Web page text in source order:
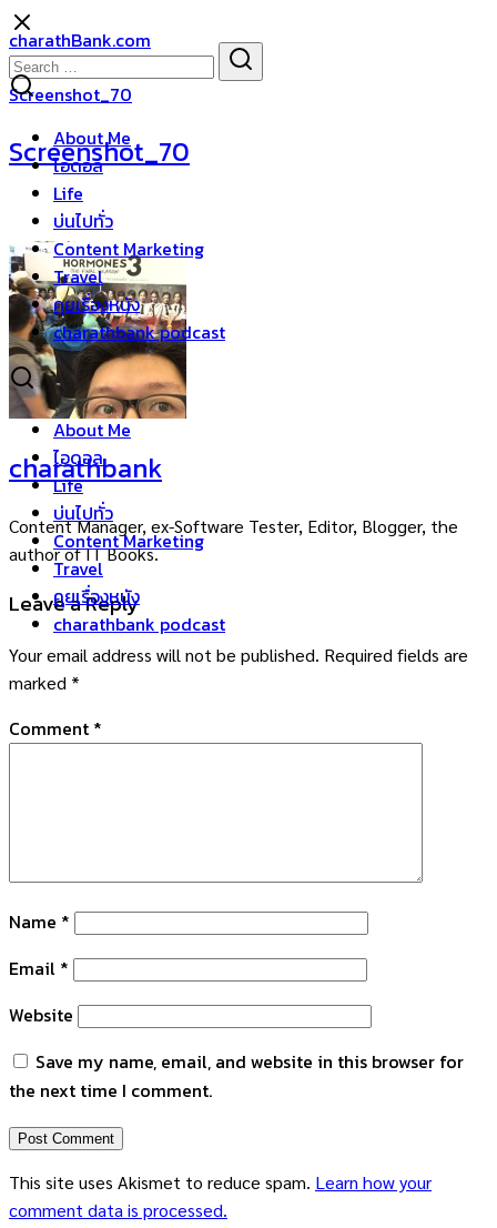
Skip
to
content
charathBank.com
About Me
ไอดอล
Life
บ่นไปทั่ว
Content Marketing
Travel
คุยเรื่องหนัง
charathbank podcast
About Me
ไอดอล
Life
บ่นไปทั่ว
Content Marketing
Travel
คุยเรื่องหนัง
charathbank podcast
Search
for:
Screenshot_70
Screenshot_70
charathbank
Content Manager, ex-Software Tester, Editor, Blogger, the
author of IT Books.
Leave a Reply
Your email address will not be published. Required fields are
marked *
Comment *
Name *
Email *
Website
Save my name, email, and website in this browser for
the next time I comment.
This site uses Akismet to reduce spam. Learn how your
comment data is processed.